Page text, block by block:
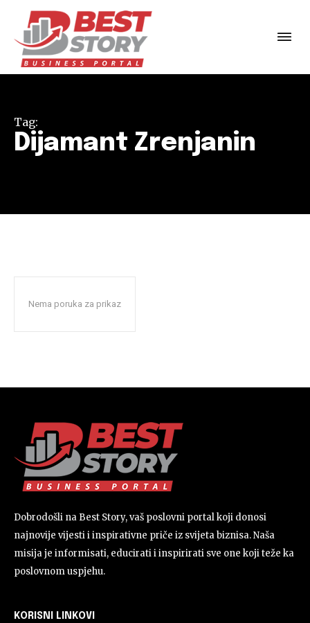
Tag:
Dijamant Zrenjanin
Nema poruka za prikaz
Dobrodošli na Best Story, vaš poslovni portal koji donosi
najnovije vijesti i inspirativne priče iz svijeta biznisa. Naša
misija je informisati, educirati i inspirirati sve one koji teže ka
poslovnom uspjehu.
KORISNI LINKOVI